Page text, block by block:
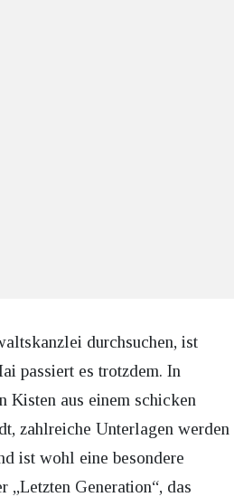
durchsuchen, ist
passiert es trotzdem. In
Kisten aus einem schicken
zahlreiche Unterlagen werden
ist wohl eine besondere
„Letzten Generation“, das